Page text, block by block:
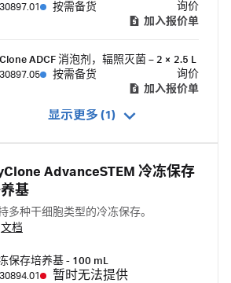
按需备货
询价
加入报价单
ADCF 消泡剂，辐照灭菌 – 2 × 2.5 L
按需备货
询价
加入报价单
显示更多 (1)
AdvanceSTEM 冷冻保存
基
多种干细胞类型的冷冻保存。
文档
保存培养基 - 100 mL
暂时无法提供